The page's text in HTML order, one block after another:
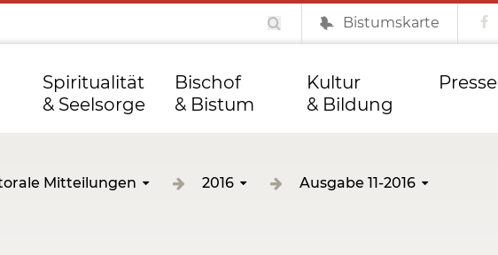
Tag des Herrn Bischofskonferenz
Bistumskarte
Spiritualität
& Seelsorge
Bischof
& Bistum
Kultur
& Bildung
Presse
Mitteilungen 2016 Ausgabe 11-2016